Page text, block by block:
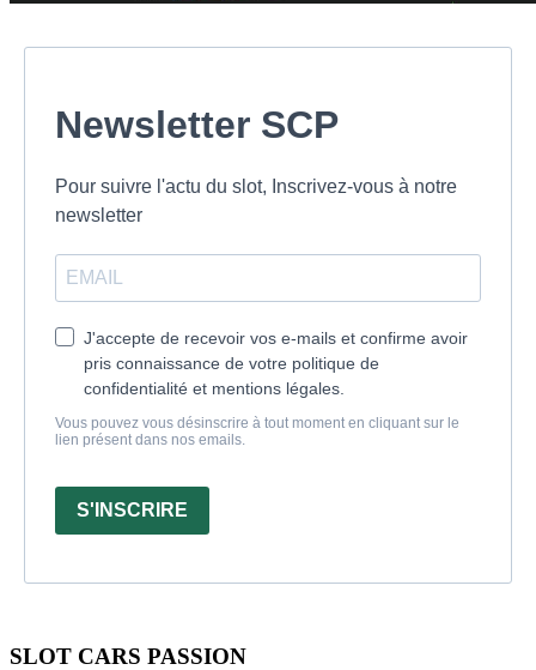
Newsletter SCP
Pour suivre l'actu du slot, Inscrivez-vous à notre
newsletter
J'accepte de recevoir vos e-mails et confirme avoir
pris connaissance de votre politique de
confidentialité et mentions légales.
Vous pouvez vous désinscrire à tout moment en cliquant sur le
lien présent dans nos emails.
S'INSCRIRE
SLOT CARS PASSION